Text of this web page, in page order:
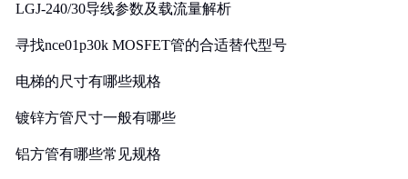
LGJ-240/30导线参数及载流量解析
寻找nce01p30k MOSFET管的合适替代型号
电梯的尺寸有哪些规格
镀锌方管尺寸一般有哪些
铝方管有哪些常见规格